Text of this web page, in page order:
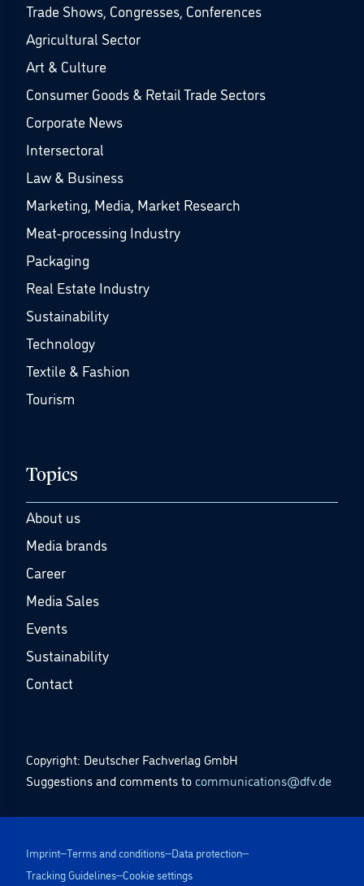
Trade Shows, Congresses, Conferences
Agricultural Sector
Art & Culture
Consumer Goods & Retail Trade Sectors
Corporate News
Intersectoral
Law & Business
Marketing, Media, Market Research
Meat-processing Industry
Packaging
Real Estate Industry
Sustainability
Technology
Textile & Fashion
Tourism
Topics
About us
Media brands
Career
Media Sales
Events
Sustainability
Contact
Copyright: Deutscher Fachverlag GmbH
Suggestions and comments to communications@dfv.de
Imprint Terms and conditions Data protection
Tracking Guidelines Cookie settings